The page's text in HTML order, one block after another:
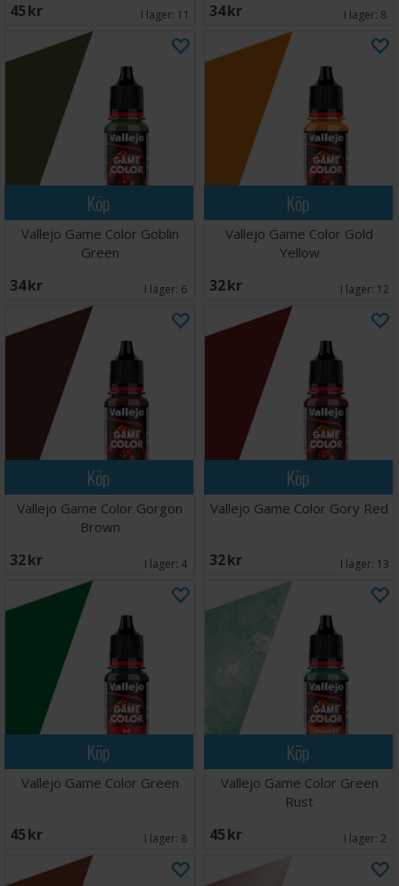
45 SEK I lager: 11 34 SEK I lager: 8
Köp
Vallejo Game Color Goblin
Green
34 SEK I lager: 6
Köp
Vallejo Game Color Gold
Yellow
32 SEK I lager: 12
Köp
Vallejo Game Color Gorgon
Brown
32 SEK I lager: 4
Köp
Vallejo Game Color Gory Red
32 SEK I lager: 13
Köp
Vallejo Game Color Green
45 SEK I lager: 8
Köp
Vallejo Game Color Green
Rust
45 SEK I lager: 2